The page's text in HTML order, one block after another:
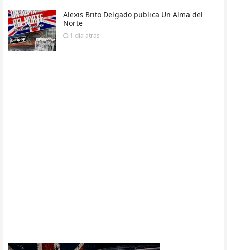
Alexis Brito Delgado publica Un Alma del
Norte
1 día atrás